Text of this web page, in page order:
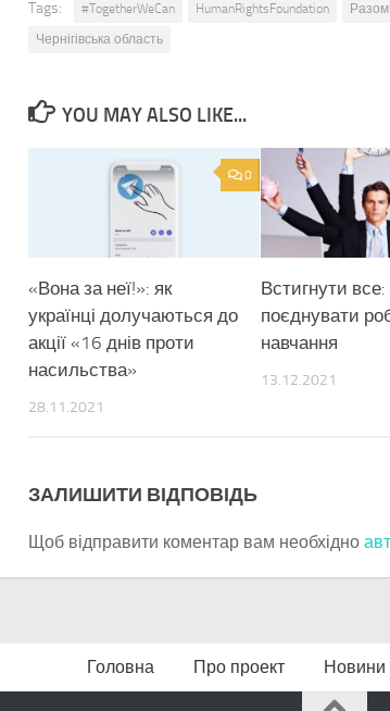
Tags: #TogetherWeCan HumanRightsFoundation
Чернігівська область
YOU MAY ALSO LIKE...
0
«Вона за неї!»: як
українці долучаються до
акції «16 днів проти
насильства»
28.11.2021
Встигнути все:
поєднувати
навчання
13.12.2021
ЗАЛИШИТИ ВІДПОВІДЬ
Щоб відправити коментар вам необхідно
Головна Про проект Новини